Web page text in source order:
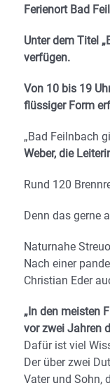
Ferienort Bad
Unter dem Titel
verfügen.
Von 10 bis 19
flüssiger Form
„Bad Feilnbach
Weber, die
Rund 120
Denn das gerne
Naturnahe
Nach einer
Christian Eder
„In den meisten
vor zwei Jahren
Dafür ist viel
Der über zwei
Vater und Sohn,